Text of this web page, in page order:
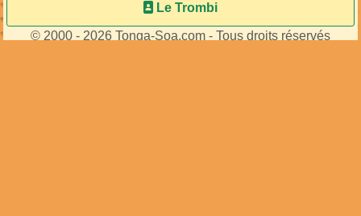
Le Trombi
© 2000 - 2026 Tonga-Soa.com - Tous droits réservés